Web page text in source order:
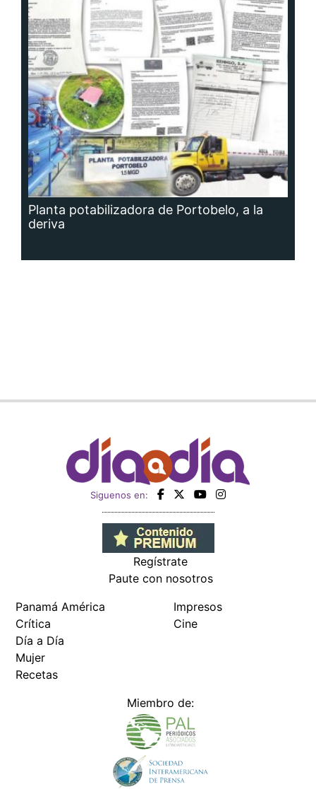
Planta potabilizadora de Portobelo, a la
deriva
Siguenos en:
Regístrate
Paute con nosotros
Panamá América
Crítica
Día a Día
Mujer
Recetas
Impresos
Cine
Miembro de: